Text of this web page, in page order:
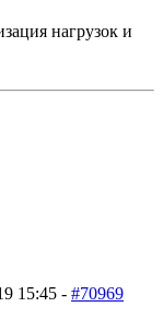
нагрузок и
15:45 - #70969